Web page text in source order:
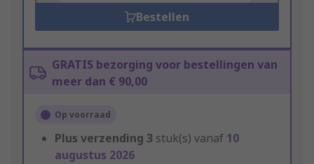
Bestellen
GRATIS bezorging voor bestellingen van
meer dan € 90,00
Op voorraad
Plus verzending 3 stuk(s) vanaf 10
augustus 2026